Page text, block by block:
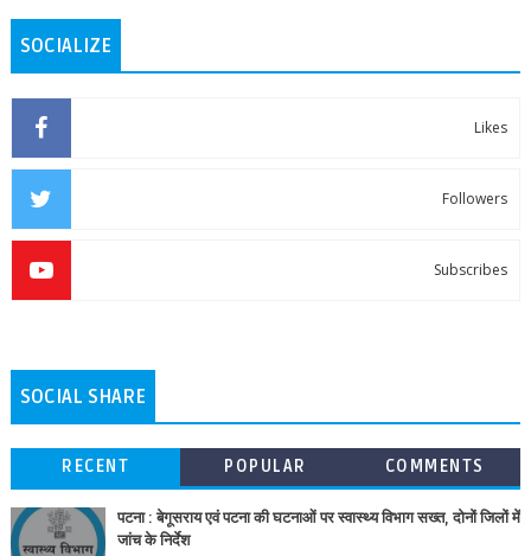
SOCIALIZE
Likes
Followers
Subscribes
SOCIAL SHARE
RECENT POPULAR COMMENTS
पटना : बेगूसराय एवं पटना की घटनाओं पर स्वास्थ्य विभाग सख्त, दोनों जिलों में
जांच के निर्देश